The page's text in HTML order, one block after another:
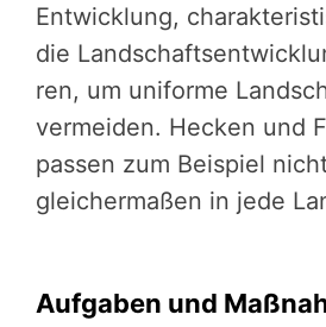
Entwick­lung,
die
ren, um uniforme
vermeiden. Hecken und
passen zum Beispiel
gleichermaßen in jede
Aufgaben und